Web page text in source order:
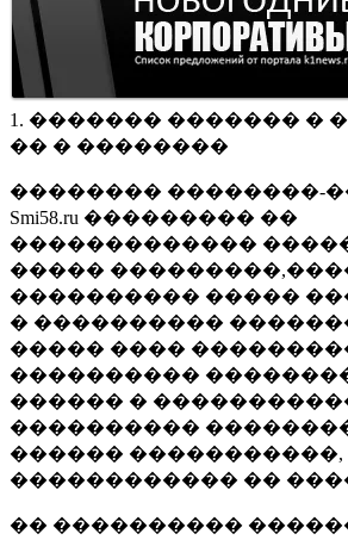
1. ������� ������� �
�� � ��������
�������� ��������-
Smi58.ru ��������� ��
�������������
�����
���������� �����
� ����������
����� ����
����������
������ �
����������
������
������������ ��
�� ����������